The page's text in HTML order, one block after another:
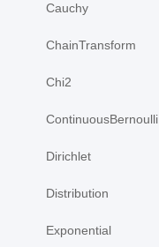
Cauchy
ChainTransform
Chi2
ContinuousBernoulli
Dirichlet
Distribution
Exponential